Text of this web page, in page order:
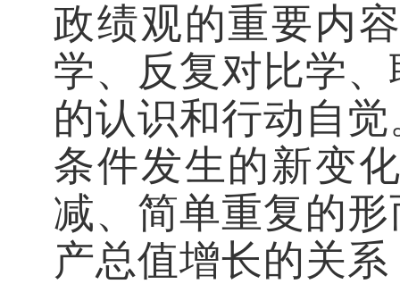
政绩观的重要内
学、反复对比学
的认识和行动自
条件发生的新变
减、简单重复的
产总值增长的关